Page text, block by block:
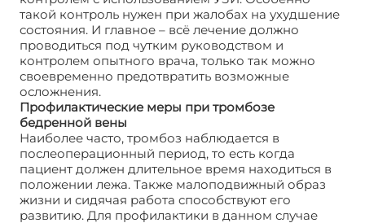
такой контроль нужен при жалобах на ухудшение
состояния. И главное – всё лечение должно
проводиться под чутким руководством и
контролем опытного врача, только так можно
своевременно предотвратить возможные
осложнения.
Профилактические меры при тромбозе
бедренной вены
Наиболее часто, тромбоз наблюдается в
послеоперационный период, то есть когда
пациент должен длительное время находиться в
положении лежа. Также малоподвижный образ
жизни и сидячая работа способствуют его
развитию. Для профилактики в данном случае